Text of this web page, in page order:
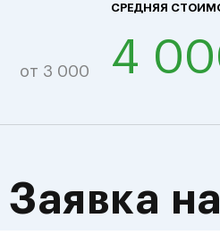
СРЕДНЯЯ
от 3 000 4
Заявка